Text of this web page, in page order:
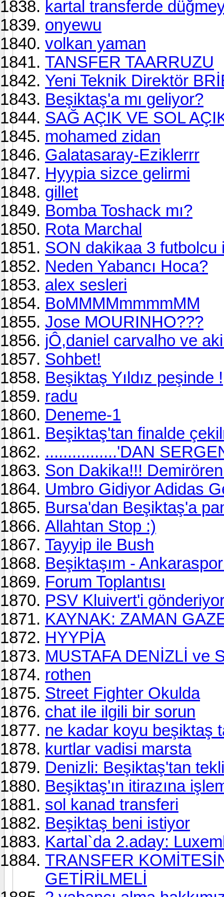
kartal transferde
onyewu
volkan yaman
TANSFER TAARRUZU
Yeni Teknik Direktör
Beşiktaş'a mı geliyor?
SAĞ AÇIK VE SOL
mohamed zidan
Galatasaray-Eziklerrr
Hyypia sizce gelirmi
gillet
Bomba Toshack mı?
Rota Marchal
SON dakikaa 3 futbolcu
Neden Yabancı Hoca?
alex sesleri
BoMMMMmmmmMM
Jose MOURINHO???
jÔ,daniel carvalho ve
Sohbet!
Beşiktaş Yıldız peşinde !
radu
Deneme-1
Beşiktaş'tan finalde
................'DAN
Son Dakika!!!
Umbro Gidiyor Adidas
Bursa'dan Beşiktaş'a
Allahtan Stop :)
Tayyip ile Bush
Beşiktaşım -
Forum Toplantısı
PSV Kluivert'i
KAYNAK: ZAMAN
HYYPİA
MUSTAFA DENİZLİ ve
rothen
Street Fighter Okulda
chat ile ilgili bir sorun
ne kadar koyu beşiktaş
kurtlar vadisi marsta
Denizli: Beşiktaş'tan
Beşiktaş'ın itirazına
sol kanad transferi
Beşiktaş beni istiyor
Kartal`da 2.aday:
TRANSFER
GETİRİLMELİ